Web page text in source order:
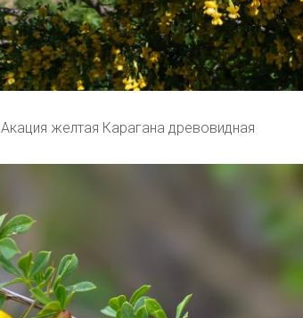
Акация желтая Карагана древовидная